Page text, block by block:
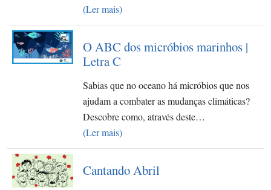
(Ler mais)
O ABC dos micróbios marinhos |
Letra C
Sabias que no oceano há micróbios que nos
ajudam a combater as mudanças climáticas?
Descobre como, através deste…
(Ler mais)
Cantando Abril